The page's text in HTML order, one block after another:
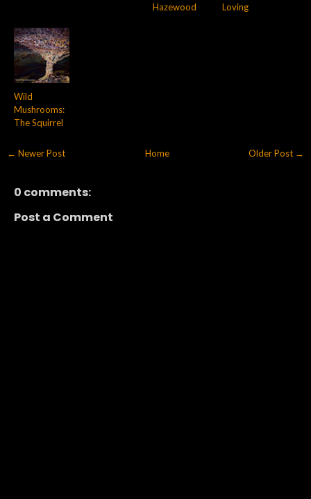
Hazewood
Loving
Wild
Mushrooms:
The Squirrel
← Newer Post Older Post →
Home
0 comments:
Post a Comment